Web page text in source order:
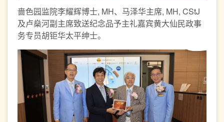
啬色园监院李耀辉博士, MH、马泽华主席, MH, CStJ
及卢燊河副主席致送纪念品予主礼嘉宾黄大仙民政事
务专员胡钜华太平绅士。